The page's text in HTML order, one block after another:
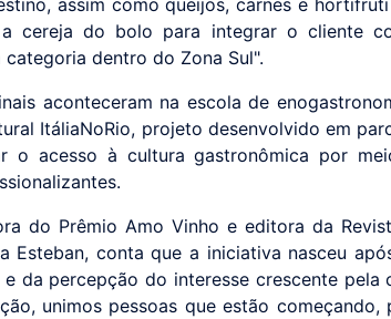
cereja do bolo para integrar o cliente
dentro do Zona Sul".
aconteceram na escola de
ItáliaNoRio, projeto desenvolvido em
o acesso à cultura gastronômica por
do Prêmio Amo Vinho e editora da
Esteban, conta que a iniciativa nasceu
da percepção do interesse crescente pela
unimos pessoas que estão começando,